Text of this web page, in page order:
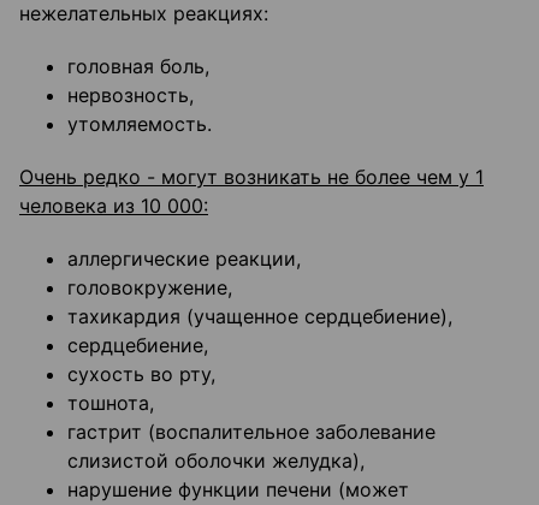
нежелательных реакциях:
головная боль,
нервозность,
утомляемость.
Очень редко - могут возникать не более чем у 1
человека из 10 000:
аллергические реакции,
головокружение,
тахикардия (учащенное сердцебиение),
сердцебиение,
сухость во рту,
тошнота,
гастрит (воспалительное заболевание
слизистой оболочки желудка),
нарушение функции печени (может